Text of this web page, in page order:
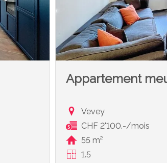
Appartement
Vevey
CHF 2'100.-/mois
55 m²
1.5